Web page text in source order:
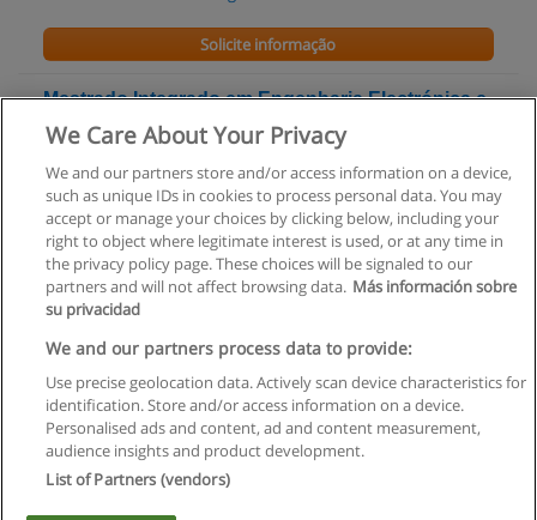
Solicite informação
Mestrado Integrado em Engenharia Electrónica e
Telecomunicações
Solicite informação
Regras de uso
Privacidade de dados
Entrar em contato com Educaedu
Copyright © Educaedu Business S.L. - CIF : B-95610580: -
We Care About Your Privacy
We and our partners store and/or access information on a device,
such as unique IDs in cookies to process personal data. You may
accept or manage your choices by clicking below, including your
right to object where legitimate interest is used, or at any time in
the privacy policy page. These choices will be signaled to our
partners and will not affect browsing data. Más información sobre
su privacidad
We and our partners process data to provide:
Use precise geolocation data. Actively scan device characteristics for
identification. Store and/or access information on a device.
Personalised ads and content, ad and content measurement,
audience insights and product development.
List of Partners (vendors)